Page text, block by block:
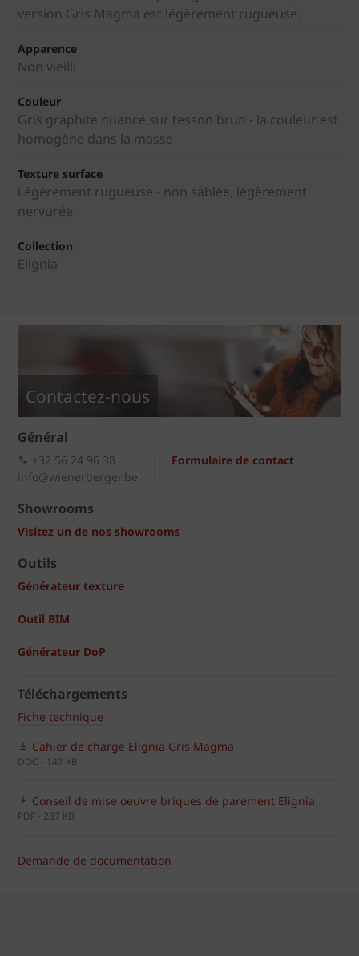
version Gris Magma est légèrement rugueuse.
Apparence
Non vieilli
Couleur
Gris graphite nuancé sur tesson brun - la couleur est
homogène dans la masse
Texture surface
Légèrement rugueuse - non sablée, légèrement
nervurée
Collection
Elignia
Contactez-nous
Général
Formulaire de contact
+32 56 24 96 38
info@wienerberger.be
Showrooms
Visitez un de nos showrooms
Outils
Générateur texture
Outil BIM
Générateur DoP
Téléchargements
Fiche technique
Cahier de charge Elignia Gris Magma
DOC - 147 KB
Conseil de mise oeuvre briques de parement Elignia
PDF - 287 KB
Demande de documentation